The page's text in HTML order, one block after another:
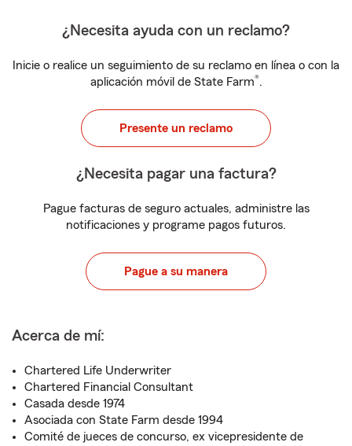
¿Necesita ayuda con un reclamo?
Inicie o realice un seguimiento de su reclamo en línea o con la
aplicación móvil de State Farm®.
Presente un reclamo
¿Necesita pagar una factura?
Pague facturas de seguro actuales, administre las
notificaciones y programe pagos futuros.
Pague a su manera
Acerca de mí:
Chartered Life Underwriter
Chartered Financial Consultant
Casada desde 1974
Asociada con State Farm desde 1994
Comité de jueces de concurso, ex vicepresidente de